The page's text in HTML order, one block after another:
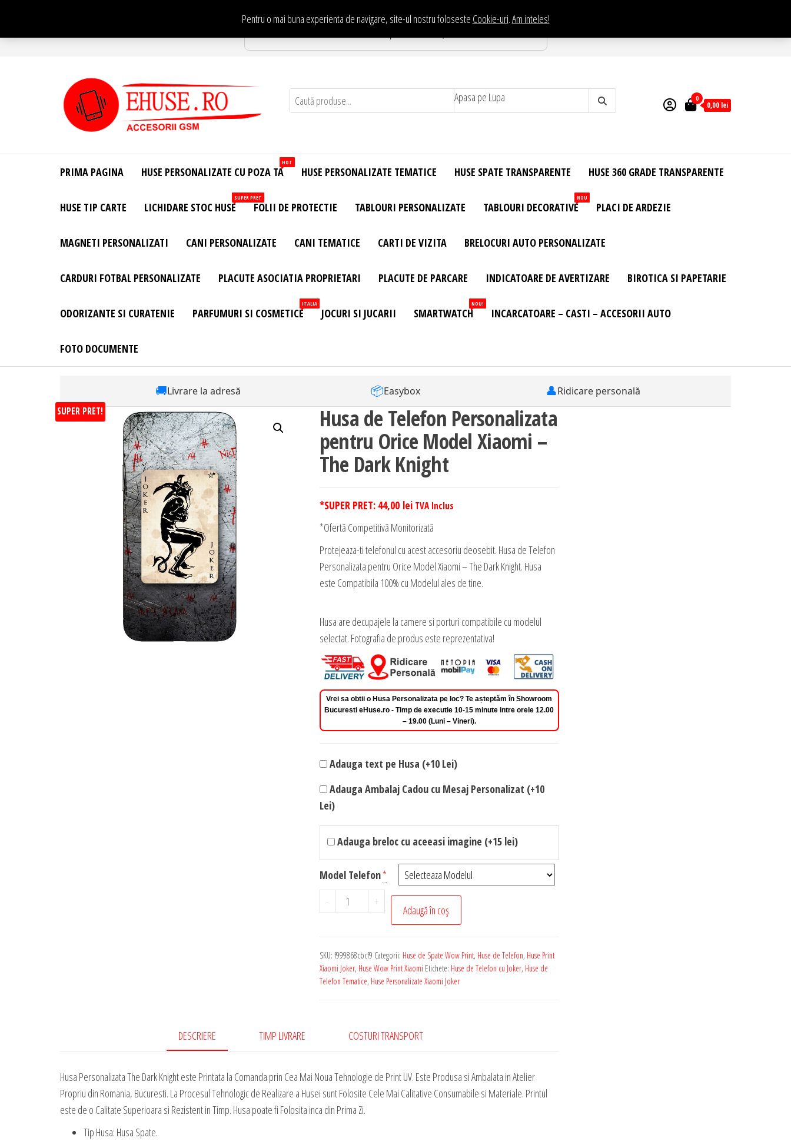
conținut
Pentru o mai buna experienta de navigare, site-ul nostru foloseste Cookie-uri.Am inteles!
Te asteptam in Showroom eHuse.ro
Site Oficial .
Huse
Personalizate
Huse
Personalizate
Telefon –
– Accesorii
Apasa pe Lupa 0
0,00 lei
PRIMA PAGINA HUSE PERSONALIZATE CU POZA TA
HOT
HUSE PERSONALIZATE TEMATICE HUSE SPATE TRANSPARENTE HUSE 360 GRADE TRANSPARENTE
HUSE TIP CARTE LICHIDARE STOC HUSE
SUPER PRET
FOLII DE PROTECTIE TABLOURI PERSONALIZATE TABLOURI DECORATIVE
NOU
PLACI DE ARDEZIE
MAGNETI PERSONALIZATI CANI PERSONALIZATE CANI TEMATICE CARTI DE VIZITA BRELOCURI AUTO PERSONALIZATE
CARDURI FOTBAL PERSONALIZATE PLACUTE ASOCIATIA PROPRIETARI PLACUTE DE PARCARE INDICATOARE DE AVERTIZARE BIROTICA SI PAPETARIE
ODORIZANTE SI CURATENIE PARFUMURI SI COSMETICE
ITALIA
JOCURI SI JUCARII SMARTWATCH
NOU!
INCARCATOARE – CASTI – ACCESORII AUTO
FOTO DOCUMENTE
🚚Livrare la adresă 📦Easybox 👤Ridicare personală
SUPER PRET! Husa de Telefon Personalizata
pentru Orice Model Xiaomi –
The Dark Knight
*SUPER PRET: 44,00 lei TVA Inclus
*Ofertă Competitivă Monitorizată
Protejeaza-ti telefonul cu acest accesoriu deosebit. Husa de Telefon
Personalizata pentru Orice Model Xiaomi – The Dark Knight. Husa
este Compatibila 100% cu Modelul ales de tine.
Husa are decupajele la camere si porturi compatibile cu modelul
selectat. Fotografia de produs este reprezentativa!
Vrei sa obtii o Husa Personalizata pe loc? Te așteptăm în Showroom
Bucuresti eHuse.ro - Timp de executie 10-15 minute intre orele 12.00
– 19.00 (Luni – Vineri).
Adauga text pe Husa (+10 Lei)
Adauga Ambalaj Cadou cu Mesaj Personalizat (+10
Lei)
Adauga breloc cu aceeasi imagine (+15 lei)
Model Telefon*
-
Cantitate
Husa
Personalizata
pentru
Xiaomi
Dark
Knight
+
Adaugă în coș
SKU: f999868cbcf9 Categorii: Huse de Spate Wow Print, Huse de Telefon, Huse Print
Xiaomi Joker, Huse Wow Print Xiaomi Etichete: Huse de Telefon cu Joker, Huse de
Telefon Tematice, Huse Personalizate Xiaomi Joker
DESCRIERE TIMP LIVRARE COSTURI TRANSPORT
Husa Personalizata The Dark Knight este Printata la Comanda prin Cea Mai Noua Tehnologie de Print UV. Este Produsa si Ambalata in Atelier
Propriu din Romania, Bucuresti. La Procesul Tehnologic de Realizare a Husei sunt Folosite Cele Mai Calitative Consumabile si Materiale. Printul
este de o Calitate Superioara si Rezistent in Timp. Husa poate fi Folosita inca din Prima Zi.
Tip Husa: Husa Spate.